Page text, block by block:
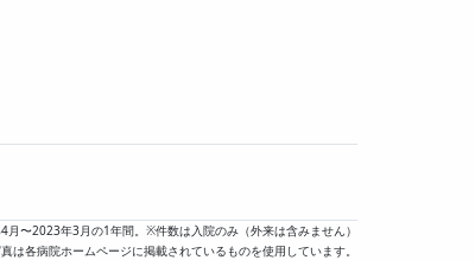
〜2023年3月の1年間。※件数は入院のみ（外来は含みません）
は各病院ホームページに掲載されているものを使用しています。